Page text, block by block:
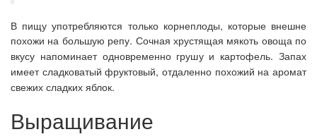
В пищу употребляются только корнеплоды, которые внешне
похожи на большую репу. Сочная хрустящая мякоть овоща по
вкусу напоминает одновременно грушу и картофель. Запах
имеет сладковатый фруктовый, отдаленно похожий на аромат
свежих сладких яблок.
Выращивание